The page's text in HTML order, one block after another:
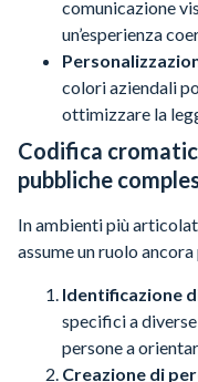
comunicazione
un’esperienza
colori aziendali
ottimizzare la
Codifica
pubbliche
In ambienti più
assume un ruolo
Identificazione
specifici a
persone a
Creazione di